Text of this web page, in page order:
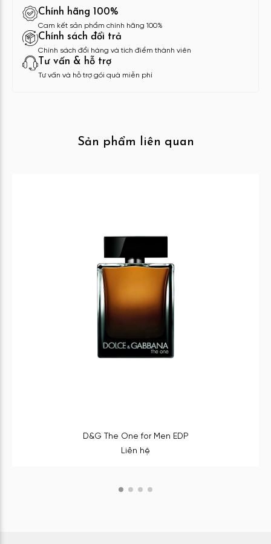
Chính hãng 100%
Cam kết sản phẩm chính hãng 100%
Chính sách đổi trả
Chính sách đổi hàng và tích điểm thành viên
Tư vấn & hỗ trợ
Tư vấn và hỗ trợ gói quà miễn phí
Sản phẩm liên quan
D&G The One for Men EDP
Liên hệ